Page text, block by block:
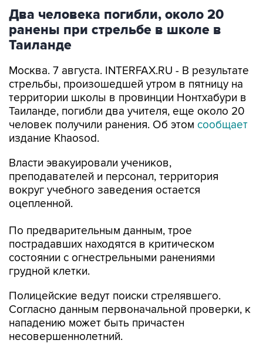
Два человека погибли, около 20
ранены при стрельбе в школе в
Таиланде
Москва. 7 августа. INTERFAX.RU - В результате
стрельбы, произошедшей утром в пятницу на
территории школы в провинции Нонтхабури в
Таиланде, погибли два учителя, еще около 20
человек получили ранения. Об этом сообщает
издание Khaosod.
Власти эвакуировали учеников,
преподавателей и персонал, территория
вокруг учебного заведения остается
оцепленной.
По предварительным данным, трое
пострадавших находятся в критическом
состоянии с огнестрельными ранениями
грудной клетки.
Полицейские ведут поиски стрелявшего.
Согласно данным первоначальной проверки, к
нападению может быть причастен
несовершеннолетний.